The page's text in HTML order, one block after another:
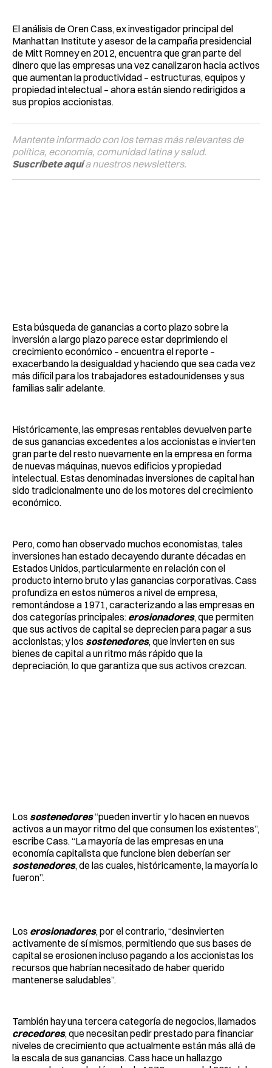
El análisis de Oren Cass, ex investigador principal del
Manhattan Institute y asesor de la campaña presidencial
de Mitt Romney en 2012, encuentra que gran parte del
dinero que las empresas una vez canalizaron hacia activos
que aumentan la productividad – estructuras, equipos y
propiedad intelectual – ahora están siendo redirigidos a
sus propios accionistas.
Mantente informado con los temas más relevantes de
política, economía, comunidad latina y salud.
Suscríbete aquía nuestros newsletters.
Esta búsqueda de ganancias a corto plazo sobre la
inversión a largo plazo parece estar deprimiendo el
crecimiento económico – encuentra el reporte –
exacerbando la desigualdad y haciendo que sea cada vez
más difícil para los trabajadores estadounidenses y sus
familias salir adelante.
Históricamente, las empresas rentables devuelven parte
de sus ganancias excedentes a los accionistas e invierten
gran parte del resto nuevamente en la empresa en forma
de nuevas máquinas, nuevos edificios y propiedad
intelectual. Estas denominadas inversiones de capital han
sido tradicionalmente uno de los motores del crecimiento
económico.
Pero, como han observado muchos economistas, tales
inversiones han estado decayendo durante décadas en
Estados Unidos, particularmente en relación con el
producto interno bruto y las ganancias corporativas. Cass
profundiza en estos números a nivel de empresa,
remontándose a 1971, caracterizando a las empresas en
dos categorías principales: erosionadores, que permiten
que sus activos de capital se deprecien para pagar a sus
accionistas; y los sostenedores, que invierten en sus
bienes de capital a un ritmo más rápido que la
depreciación, lo que garantiza que sus activos crezcan.
Los sostenedores“pueden invertir y lo hacen en nuevos
activos a un mayor ritmo del que consumen los existentes”,
escribe Cass. “La mayoría de las empresas en una
economía capitalista que funcione bien deberían ser
sostenedores, de las cuales, históricamente, la mayoría lo
fueron”.
Los erosionadores, por el contrario, “desinvierten
activamente de sí mismos, permitiendo que sus bases de
capital se erosionen incluso pagando a los accionistas los
recursos que habrían necesitado de haber querido
mantenerse saludables”.
También hay una tercera categoría de negocios, llamados
crecedores, que necesitan pedir prestado para financiar
niveles de crecimiento que actualmente están más allá de
la escala de sus ganancias. Cass hace un hallazgo